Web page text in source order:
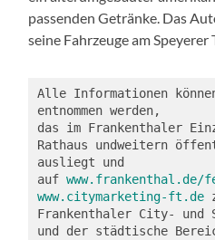
passenden Getränke. Das
seine Fahrzeuge am Speyerer
Alle Informationen
entnommen werden,
das im Frankenthaler
Rathaus undweitern
ausliegt und
auf www.frankenthal.de/
www. citymarketing-ft.de
Frankenthaler City- und
und der städtische